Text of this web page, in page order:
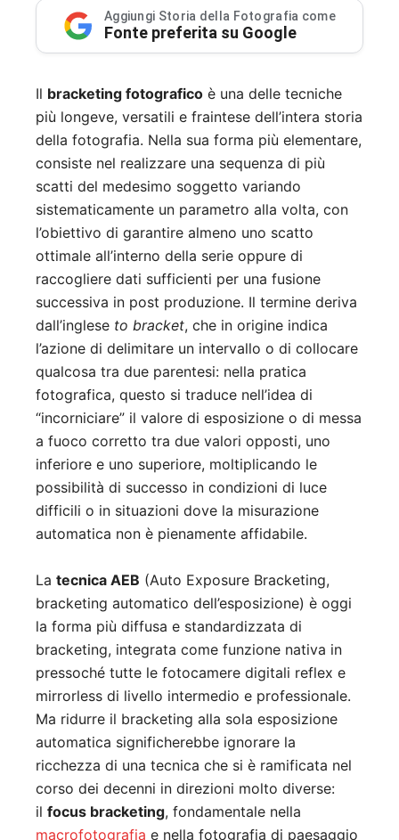
Aggiungi Storia della Fotografia come
Fonte preferita su Google
Il bracketing fotografico è una delle tecniche
più longeve, versatili e fraintese dell’intera storia
della fotografia. Nella sua forma più elementare,
consiste nel realizzare una sequenza di più
scatti del medesimo soggetto variando
sistematicamente un parametro alla volta, con
l’obiettivo di garantire almeno uno scatto
ottimale all’interno della serie oppure di
raccogliere dati sufficienti per una fusione
successiva in post produzione. Il termine deriva
dall’inglese to bracket, che in origine indica
l’azione di delimitare un intervallo o di collocare
qualcosa tra due parentesi: nella pratica
fotografica, questo si traduce nell’idea di
“incorniciare” il valore di esposizione o di messa
a fuoco corretto tra due valori opposti, uno
inferiore e uno superiore, moltiplicando le
possibilità di successo in condizioni di luce
difficili o in situazioni dove la misurazione
automatica non è pienamente affidabile.
La tecnica AEB (Auto Exposure Bracketing,
bracketing automatico dell’esposizione) è oggi
la forma più diffusa e standardizzata di
bracketing, integrata come funzione nativa in
pressoché tutte le fotocamere digitali reflex e
mirrorless di livello intermedio e professionale.
Ma ridurre il bracketing alla sola esposizione
automatica significherebbe ignorare la
ricchezza di una tecnica che si è ramificata nel
corso dei decenni in direzioni molto diverse:
il focus bracketing, fondamentale nella
macrofotografia e nella fotografia di paesaggio